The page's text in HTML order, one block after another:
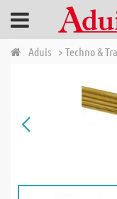
Aduis > Techno &